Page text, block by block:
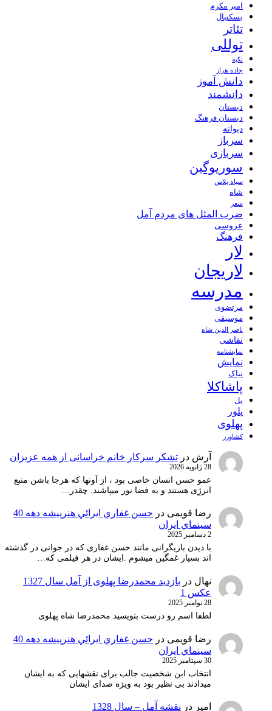
امیر مکرم
بسکتبال
تئاتر
توللی
تکیه
جاده هراز
دانش آموز
دانشمند
دبستان
دبستان فرهنگ
دیوانه
سرباز
سربازی
سوریوگین
سیاه پلاس
شاه
شعر
ضرب المثل های مردم آمل
عروسی
فرهنگ
لار
لاریجان
مدرسه
مرتضوی
موسیقی
ناصر الدین شاه
نقاشی
نمايشنامه
نمایش
نیاک
پاشاکلا
پل
پلور
پهلوی
کشاورز
آرش در تشکر سرکار خانم خراسانی از همه عزیزان
28 ژانویه 2026
عمو حسن انسان خاصی بود ، از آونها که هرجا باشن منبع
انرژِی هستند و به فضا نور میپاشند. چقدر…
رضا قویمی در
حسن غفاري ايرائي هنرپيشه دهه 40
سينماي ايران
2 دسامبر 2025
با دیدن بازیگرانی مانند حسن غفاری که در جوانی در گذشته
اند بسیار غمگین میشوم .ایشان در هر فیلمی که…
نهال در
بازدید محمدرضا پهلوی از آمل سال 1327
عکس 1
28 نوامبر 2025
لطفا اسم رو درست بنویسید محمدرضا شاه پهلوی
رضا قویمی در
حسن غفاري ايرائي هنرپيشه دهه 40
سينماي ايران
30 سپتامبر 2025
انتخاب ابن شخصیت جالب برای نقشهایی که به ایشان
میدادند بی نظیر بود به ویژه صدای ایشان
امیر در نقشه آمل – سال 1328